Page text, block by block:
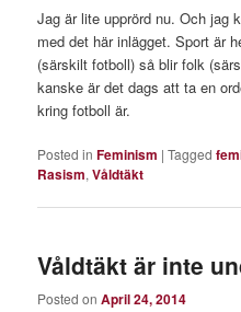
Jag är lite upprörd nu. Och jag
med det här inlägget. Sport är
(särskilt fotboll) så blir folk
kanske är det dags att ta en
kring fotboll är.
Posted in Feminism |Tagged
Rasism,Våldtäkt
Våldtäkt är inte
Posted onApril 24, 2014